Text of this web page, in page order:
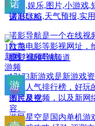
音乐,娱乐,图片,小游戏,
簿,BLOG,天气预报,实
诺影导航
诺影导航是一个在线视
欧美电影等影视网址，
电影视频导航。
17173新网游频道
17173新游戏是新游戏
游戏人气排行榜，好玩
图片及视频，以及新网
容。
游民星空
游民星空是国内单机游